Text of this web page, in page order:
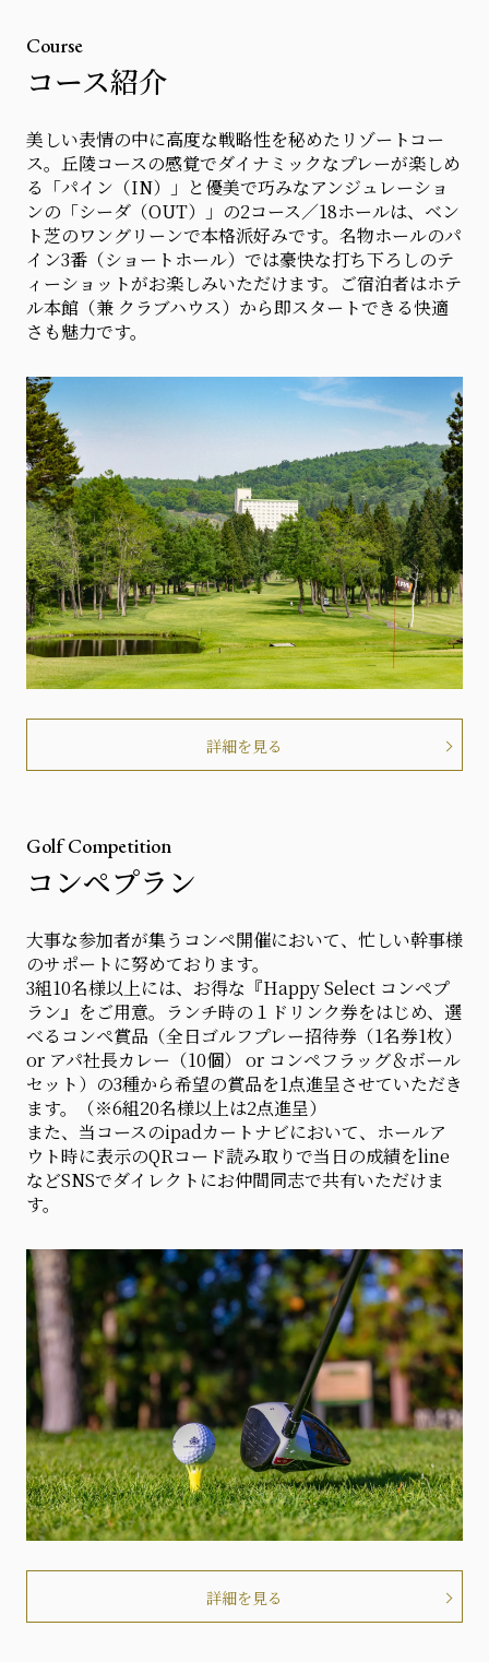
Course
コース紹介
美しい表情の中に高度な戦略性を秘めたリゾートコー
ス。丘陵コースの感覚でダイナミックなプレーが楽しめ
る「パイン（IN）」と優美で巧みなアンジュレーショ
ンの「シーダ（OUT）」の2コース／18ホールは、ベン
ト芝のワングリーンで本格派好みです。名物ホールのパ
イン3番（ショートホール）では豪快な打ち下ろしのテ
ィーショットがお楽しみいただけます。ご宿泊者はホテ
ル本館（兼 クラブハウス）から即スタートできる快適
さも魅力です。
詳細を見る
Golf Competition
コンペプラン
大事な参加者が集うコンペ開催において、忙しい幹事様
のサポートに努めております。
3組10名様以上には、お得な『Happy Select コンペプ
ラン』をご用意。ランチ時の１ドリンク券をはじめ、選
べるコンペ賞品（全日ゴルフプレー招待券（1名券1枚）
or アパ社長カレー（10個） or コンペフラッグ＆ボール
セット）の3種から希望の賞品を1点進呈させていただき
ます。（※6組20名様以上は2点進呈）
また、当コースのipadカートナビにおいて、ホールア
ウト時に表示のQRコード読み取りで当日の成績をline
などSNSでダイレクトにお仲間同志で共有いただけま
す。
詳細を見る